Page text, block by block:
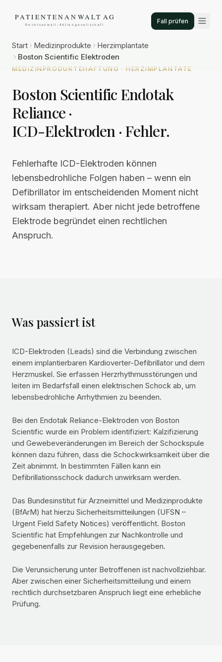
Fall prüfen
Start Medizinprodukte
Herzimplantate
Boston Scientific Elektroden
MEDIZINPRODUKTEHAFTUNG · HERZIMPLANTATE
Boston Scientific Endotak
Reliance ·
ICD-Elektroden · Fehler.
Fehlerhafte ICD-Elektroden können
lebensbedrohliche Folgen haben – wenn ein
Defibrillator im entscheidenden Moment nicht
wirksam therapiert. Aber nicht jede betroffene
Elektrode begründet einen rechtlichen
Anspruch.
Was passiert ist
ICD-Elektroden (Leads) sind die Verbindung zwischen
einem implantierbaren Kardioverter-Defibrillator und dem
Herzmuskel. Sie erfassen Herzrhythmusstörungen und
leiten im Bedarfsfall einen elektrischen Schock ab, um
lebensbedrohliche Arrhythmien zu beenden.
Bei den Endotak Reliance-Elektroden von Boston
Scientific wurde ein Problem identifiziert: Kalzifizierung
und Gewebeveränderungen im Bereich der Schockspule
können dazu führen, dass die Schockwirksamkeit über die
Zeit abnimmt. In bestimmten Fällen kann ein
Defibrillationsschock dadurch unwirksam werden.
Das Bundesinstitut für Arzneimittel und Medizinprodukte
(BfArM) hat hierzu Sicherheitsmitteilungen (UFSN –
Urgent Field Safety Notices) veröffentlicht. Boston
Scientific hat Empfehlungen zur Nachkontrolle und
gegebenenfalls zur Revision herausgegeben.
Die Verunsicherung unter Betroffenen ist nachvollziehbar.
Aber zwischen einer Sicherheitsmitteilung und einem
rechtlich durchsetzbaren Anspruch liegt eine erhebliche
Prüfung.